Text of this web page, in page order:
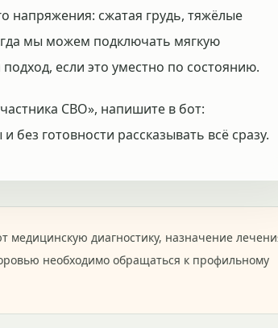
напряжения: сжатая грудь, тяжёлые
мы можем подключать мягкую
если это уместно по состоянию.
СВО», напишите в бот:
готовности рассказывать всё сразу.
диагностику, назначение
необходимо обращаться к профильному